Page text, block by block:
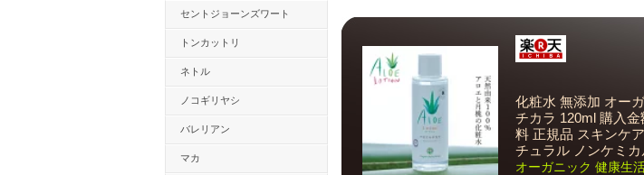
セントジョーンズワート
トンカットリ
ネトル
ノコギリヤシ
バレリアン
マカ
化粧水 無添加 オー
チカラ 120ml 購入
料 正規品 スキンケ
チュラル ノンケミカ
オーガニック 健康生